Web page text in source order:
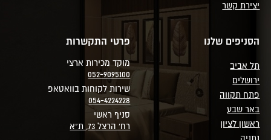
יצירת קשר
הסניפים שלנו
תל אביב
ירושלים
פתח תקווה
באר שבע
ראשון לציון
פרטי התקשרות
מוקד מכירות ארצי
052-9095100
שירות לקוחות בוואטאפ
054-4224228
סניף ראשי
רח' הרצל 73, ת"א